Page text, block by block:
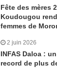
Fête des mères
Koudougou
femmes de
2 juin 2026
INFAS Daloa :
record de plus